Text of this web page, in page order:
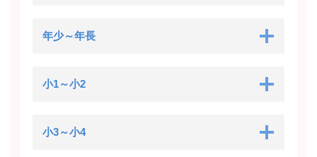
年少～年長
小1～小2
小3～小4